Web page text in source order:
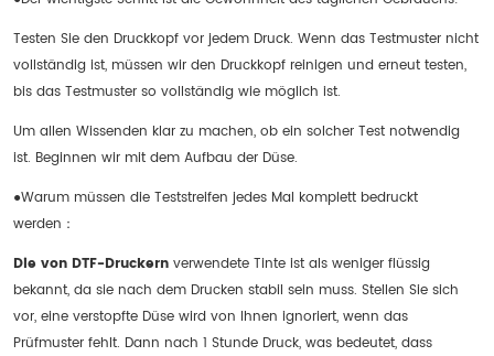
Testen Sie den Druckkopf vor jedem Druck. Wenn das Testmuster nicht
vollständig ist, müssen wir den Druckkopf reinigen und erneut testen,
bis das Testmuster so vollständig wie möglich ist.
Um allen Wissenden klar zu machen, ob ein solcher Test notwendig
ist. Beginnen wir mit dem Aufbau der Düse.
●Warum müssen die Teststreifen jedes Mal komplett bedruckt
werden：
Die von DTF-Druckern verwendete Tinte ist als weniger flüssig
bekannt, da sie nach dem Drucken stabil sein muss. Stellen Sie sich
vor, eine verstopfte Düse wird von Ihnen ignoriert, wenn das
Prüfmuster fehlt. Dann nach 1 Stunde Druck, was bedeutet, dass